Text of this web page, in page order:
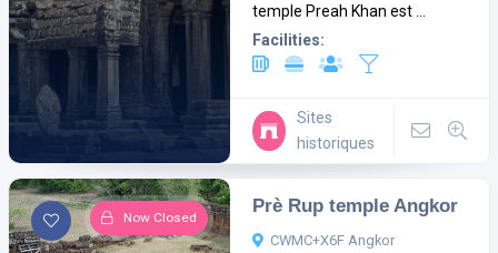
temple Preah Khan est ...
Facilities:
Sites
historiques
Now Closed
Prè Rup temple Angkor
CWMC+X6F Angkor